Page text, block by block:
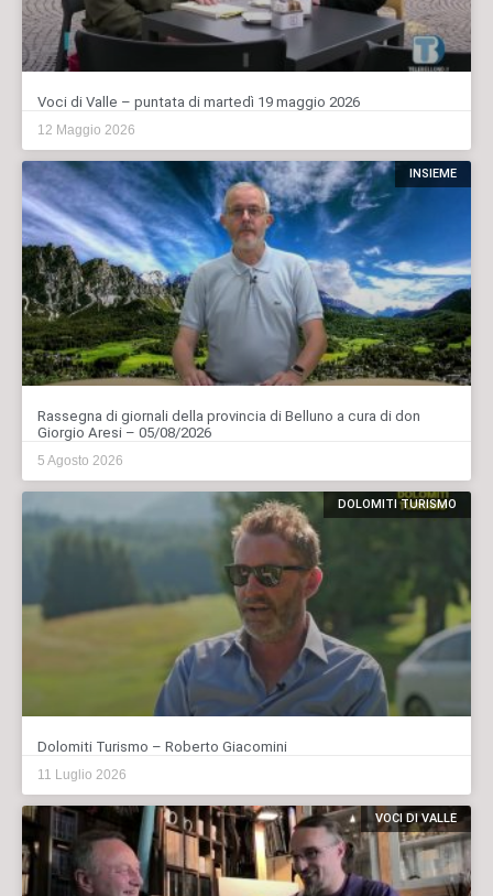
Voci di Valle – puntata di martedì 19 maggio 2026
12 Maggio 2026
INSIEME
Rassegna di giornali della provincia di Belluno a cura di don
Giorgio Aresi – 05/08/2026
5 Agosto 2026
DOLOMITI TURISMO
Dolomiti Turismo – Roberto Giacomini
11 Luglio 2026
VOCI DI VALLE